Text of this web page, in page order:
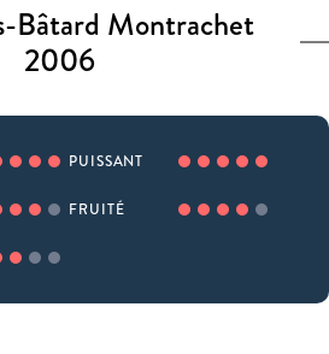
Bâtard Montrachet
2006
PUISSANT
FRUITÉ